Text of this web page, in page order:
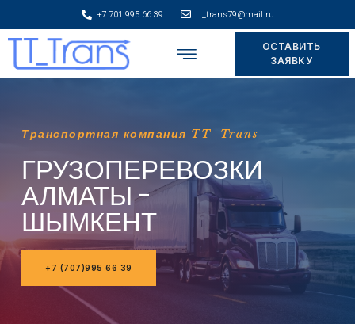
+7 701 995 66 39 tt_trans79@mail.ru
ОСТАВИТЬ
ЗАЯВКУ
Транспортная компания TT_Trans
ГРУЗОПЕРЕВОЗКИ
АЛМАТЫ -
ШЫМКЕНТ
+7 (707)995 66 39